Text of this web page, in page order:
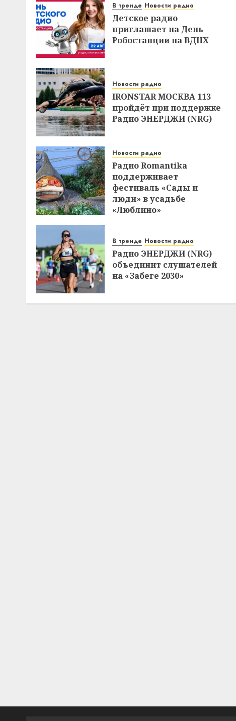
В тренде Новости радио
Детское радио
приглашает на День
Робостанции на ВДНХ
Новости радио
IRONSTAR МОСКВА 113
пройдёт при поддержке
Радио ЭНЕРДЖИ (NRG)
Новости радио
Радио Romantika
поддерживает
фестиваль «Сады и
люди» в усадьбе
«Люблино»
В тренде Новости радио
Радио ЭНЕРДЖИ (NRG)
объединит слушателей
на «Забеге 2030»